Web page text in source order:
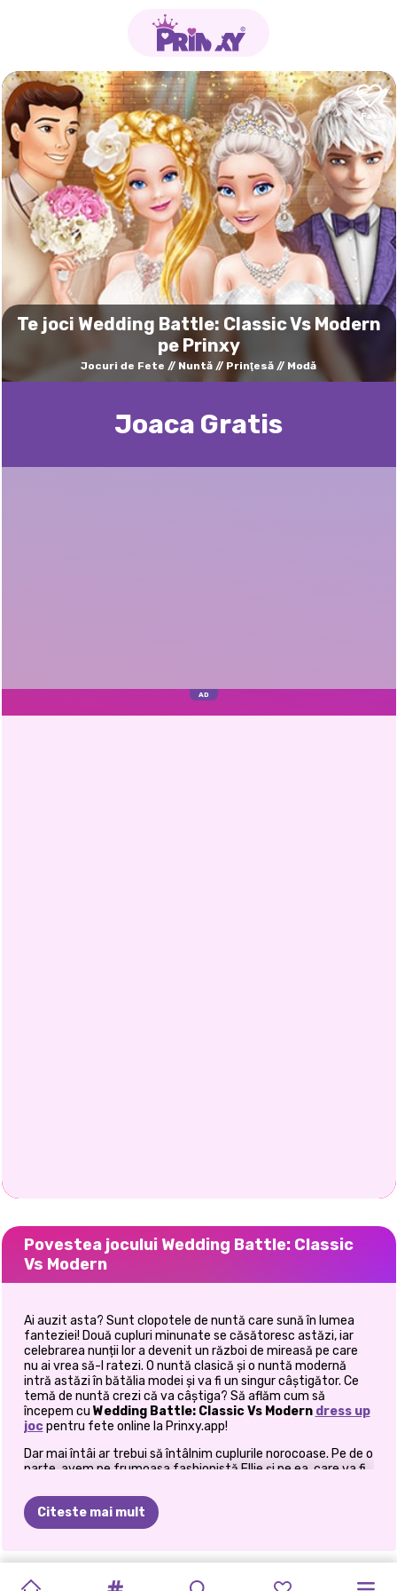
Te joci Wedding Battle: Classic Vs Modern
pe Prinxy
Jocuri de Fete Nuntă Prinţesă Modă
Joaca Gratis
Povestea jocului Wedding Battle: Classic
Vs Modern
Ai auzit asta? Sunt clopotele de nuntă care sună în lumea
fanteziei! Două cupluri minunate se căsătoresc astăzi, iar
celebrarea nunții lor a devenit un război de mireasă pe care
nu ai vrea să-l ratezi. O nuntă clasică și o nuntă modernă
intră astăzi în bătălia modei și va fi un singur câștigător. Ce
temă de nuntă crezi că va câștiga? Să aflăm cum să
începem cu Wedding Battle: Classic Vs Modern dress up
jocpentru fete online la Prinxy.app!
Dar mai întâi ar trebui să întâlnim cuplurile norocoase. Pe de o
parte, avem pe frumoasa fashionistă Ellie și pe ea, care va fi
și Jack Frost. Ambele mirese sunt dornice de stiluri diferite,
iar în acest nuntăonline pentru fete, veți putea ajuta fiecare
viitoare mireasă să arate uimitoare îmbrăcată în rochia care
rochiile de mireasă extravagante, cu croieli moderne, pene
Citeste mai mult
PLANIFICATORUL
BRIDEZILLA SALONUL
ELLIE ȘI PREGĂTIREA